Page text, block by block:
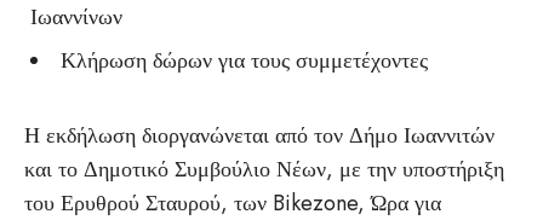
Ιωαννίνων
Κλήρωση δώρων για τους συμμετέχοντες
Η εκδήλωση διοργανώνεται από τον Δήμο Ιωαννιτών
και το Δημοτικό Συμβούλιο Νέων, με την υποστήριξη
του Ερυθρού Σταυρού, των Bikezone, Ώρα για